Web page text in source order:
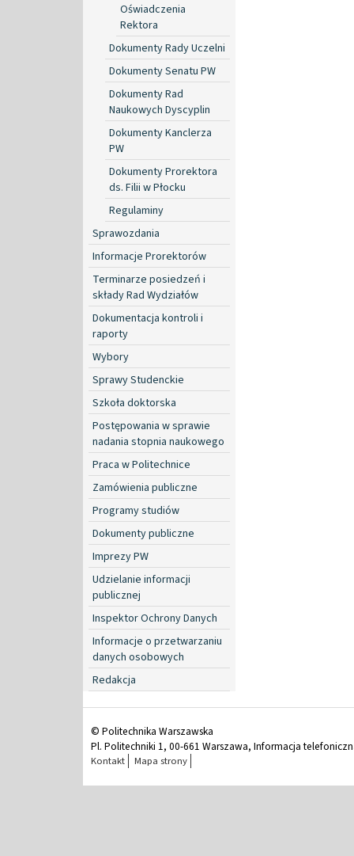
Oświadczenia
Rektora
Dokumenty Rady Uczelni
Dokumenty Senatu PW
Dokumenty Rad
Naukowych Dyscyplin
Dokumenty Kanclerza
PW
Dokumenty Prorektora
ds. Filii w Płocku
Regulaminy
Sprawozdania
Informacje Prorektorów
Terminarze posiedzeń i
składy Rad Wydziałów
Dokumentacja kontroli i
raporty
Wybory
Sprawy Studenckie
Szkoła doktorska
Postępowania w sprawie
nadania stopnia naukowego
Praca w Politechnice
Zamówienia publiczne
Programy studiów
Dokumenty publiczne
Imprezy PW
Udzielanie informacji
publicznej
Inspektor Ochrony Danych
Informacje o przetwarzaniu
danych osobowych
Redakcja
© Politechnika Warszawska
Pl. Politechniki 1, 00-661 Warszawa, Informacja
Kontakt Mapa strony